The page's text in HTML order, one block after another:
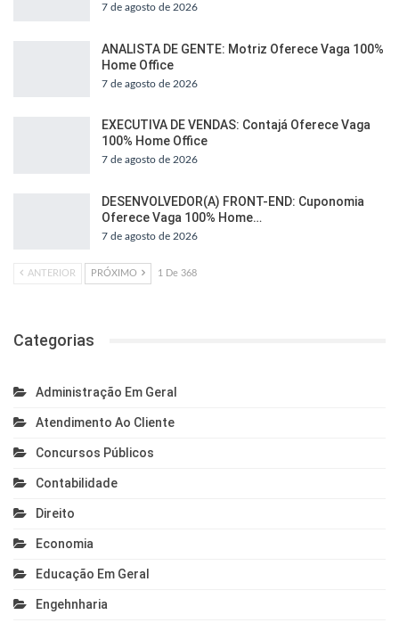
7 de agosto de 2026
ANALISTA DE GENTE: Motriz Oferece Vaga 100%
Home Office
7 de agosto de 2026
EXECUTIVA DE VENDAS: Contajá Oferece Vaga
100% Home Office
7 de agosto de 2026
DESENVOLVEDOR(A) FRONT-END: Cuponomia
Oferece Vaga 100% Home…
7 de agosto de 2026
ANTERIOR PRÓXIMO 1 De 368
Categorias
Administração Em Geral
Atendimento Ao Cliente
Concursos Públicos
Contabilidade
Direito
Economia
Educação Em Geral
Engehnharia